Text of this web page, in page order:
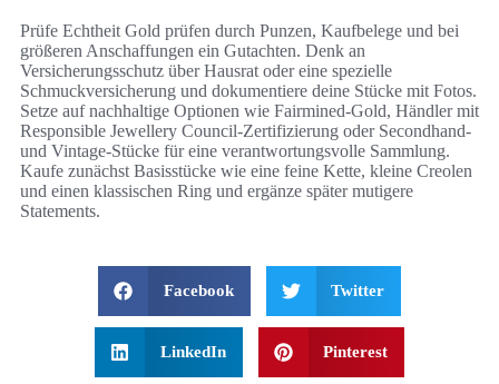
Prüfe Echtheit Gold prüfen durch Punzen, Kaufbelege und bei
größeren Anschaffungen ein Gutachten. Denk an
Versicherungsschutz über Hausrat oder eine spezielle
Schmuckversicherung und dokumentiere deine Stücke mit Fotos.
Setze auf nachhaltige Optionen wie Fairmined-Gold, Händler mit
Responsible Jewellery Council-Zertifizierung oder Secondhand-
und Vintage-Stücke für eine verantwortungsvolle Sammlung.
Kaufe zunächst Basisstücke wie eine feine Kette, kleine Creolen
und einen klassischen Ring und ergänze später mutigere
Statements.
Facebook Twitter
LinkedIn Pinterest